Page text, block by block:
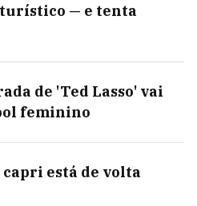
— e tenta
de 'Ted Lasso' vai
feminino
está de volta